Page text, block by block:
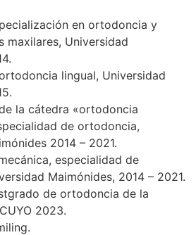
en ortodoncia y
maxilares, Universidad
lingual, Universidad
la cátedra «ortodoncia
de ortodoncia,
2014 – 2021.
especialidad de
Maimónides, 2014 – 2021.
de ortodoncia de la
2023.